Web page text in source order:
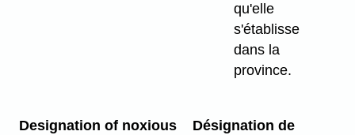
qu'elle
s'établisse
dans la
province.
Designation of noxious
Désignation de